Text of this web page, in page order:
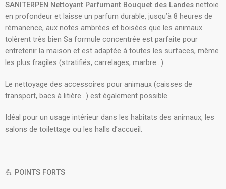
SANITERPEN Nettoyant Parfumant Bouquet des Landes nettoie
en profondeur et laisse un parfum durable, jusqu’à 8 heures de
rémanence, aux notes ambrées et boisées que les animaux
tolèrent très bien Sa formule concentrée est parfaite pour
entretenir la maison et est adaptée à toutes les surfaces, même
les plus fragiles (stratifiés, carrelages, marbre…).
Le nettoyage des accessoires pour animaux (caisses de
transport, bacs à litière…) est également possible
Idéal pour un usage intérieur dans les habitats des animaux, les
salons de toilettage ou les halls d’accueil.
💪 POINTS FORTS